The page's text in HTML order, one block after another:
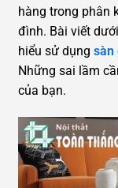
hàng trong phân
đình. Bài viết
hiểu sử dụng sàn
Những sai lầm
của bạn.